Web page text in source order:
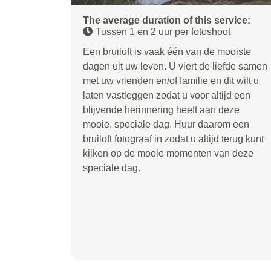
The average duration of this service:
Tussen 1 en 2 uur per fotoshoot
Een bruiloft is vaak één van de mooiste
dagen uit uw leven. U viert de liefde samen
met uw vrienden en/of familie en dit wilt u
laten vastleggen zodat u voor altijd een
blijvende herinnering heeft aan deze
mooie, speciale dag. Huur daarom een
bruiloft fotograaf in zodat u altijd terug kunt
kijken op de mooie momenten van deze
speciale dag.